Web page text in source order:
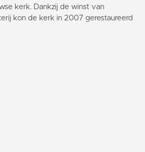
kerk. Dankzij de winst van
kon de kerk in 2007 gerestaureerd